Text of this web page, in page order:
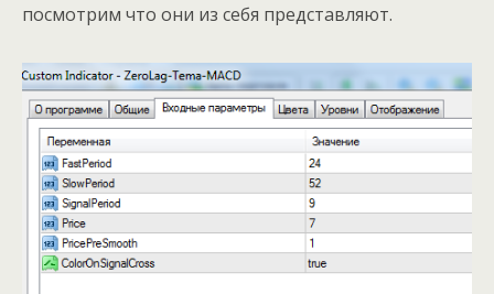
посмотрим что они из себя представляют.